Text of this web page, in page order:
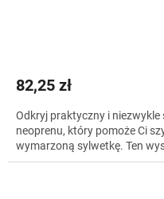
82,25 zł
Odkryj praktyczny i
neoprenu, który pomoże Ci
wymarzoną sylwetkę. Ten